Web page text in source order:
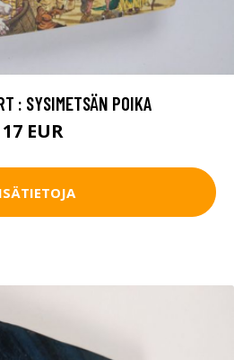
: SYSIMETSÄN POIKA
17 EUR